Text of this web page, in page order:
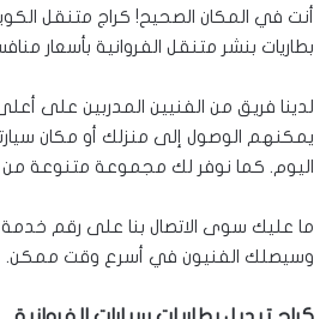
أنت في المكان الصحيح! كراج متنقل
بطاريات بنشر متنقل الفروانية بأسعار
لدينا فريق من الفنيين المدربين على
يمكنهم الوصول إلى منزلك أو مكان
اليوم. كما نوفر لك مجموعة متنوعة من
ما عليك سوى الاتصال بنا على رقم خدمة
وسيصلك الفنيون في أسرع وقت ممكن.